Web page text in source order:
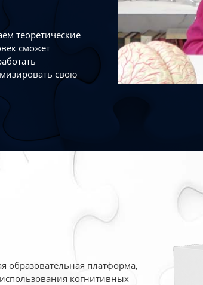
теоретические
сможет
свою
платформа,
когнитивных